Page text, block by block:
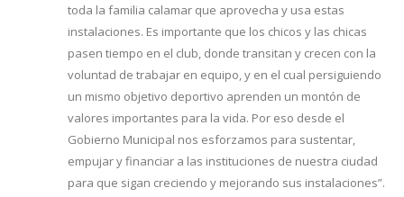
toda la familia calamar que aprovecha y usa estas
instalaciones. Es importante que los chicos y las chicas
pasen tiempo en el club, donde transitan y crecen con la
voluntad de trabajar en equipo, y en el cual persiguiendo
un mismo objetivo deportivo aprenden un montón de
valores importantes para la vida. Por eso desde el
Gobierno Municipal nos esforzamos para sustentar,
empujar y financiar a las instituciones de nuestra ciudad
para que sigan creciendo y mejorando sus instalaciones”.